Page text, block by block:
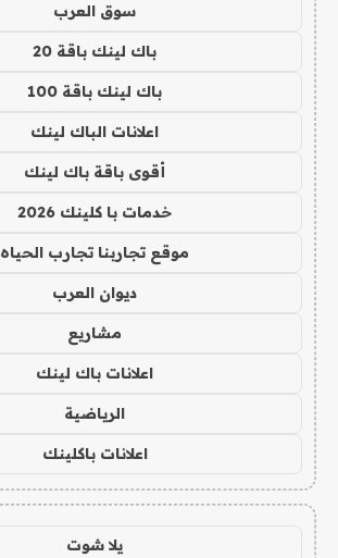
سوق العرب
باك لينك باقة 20
باك لينك باقة 100
اعلانات الباك لينك
أقوى باقة باك لينك
خدمات با كلينك 2026
موقع تجاربنا تجارب الحياه
ديوان العرب
مشاريع
اعلانات باك لينك
الرياضية
اعلانات باكلينك
يلا شوت